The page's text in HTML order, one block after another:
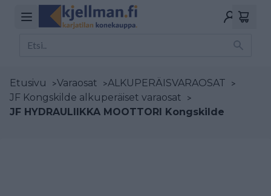
Etusivu >Varaosat >ALKUPERÄISVARAOSAT >
JF Kongskilde alkuperäiset varaosat >
JF HYDRAULIIKKA MOOTTORI Kongskilde